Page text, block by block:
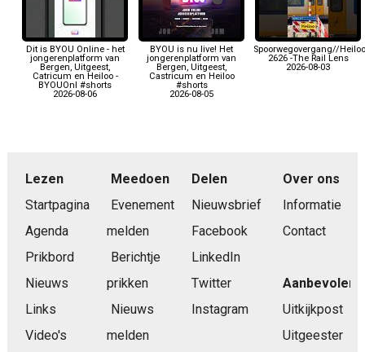
Dit is BYOU Online - het
jongerenplatform van
Bergen, Uitgeest,
Catricum en Heiloo -
BYOUOnl #shorts
2026-08-06
BYOU is nu live! Het
jongerenplatform van
Bergen, Uitgeest,
Castricum en Heiloo
#shorts
2026-08-05
Spoorwegovergang//
2626 -The Rail Lens
2026-08-03
Lezen
Startpagina
Agenda
Prikbord
Nieuws
Links
Video's
Meedoen
Evenement
melden
Berichtje
prikken
Nieuws
melden
Delen
Nieuwsbrief
Facebook
LinkedIn
Twitter
Instagram
Over ons
Informatie
Contact
Aanbevolen
Uitkijkpost
Uitgeester